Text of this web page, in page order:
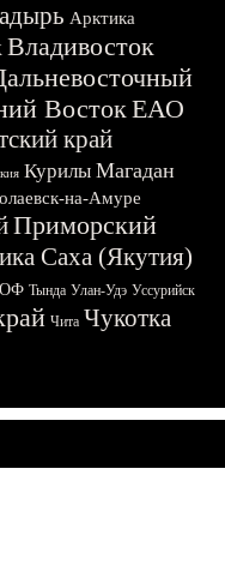
Арктика
Владивосток
ВостокЕАО
край
Курилы Магадан
на-Амуре
Приморский
Саха (Якутия)
Тында Улан-Удэ Уссурийск
Чита Чукотка